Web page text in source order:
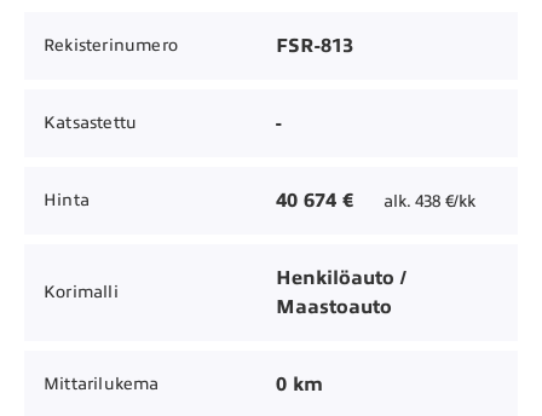
Rekisterinumero FSR-813
Katsastettu -
Hinta 40 674 € alk. 438 €/kk
Korimalli
Henkilöauto /
Maastoauto
Mittarilukema 0 km